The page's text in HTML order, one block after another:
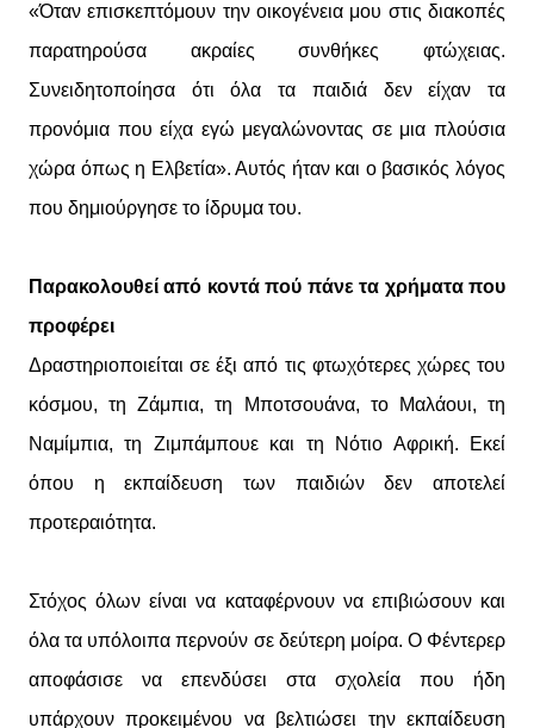
«Όταν επισκεπτόμουν την οικογένεια μου στις διακοπές
παρατηρούσα ακραίες συνθήκες φτώχειας.
Συνειδητοποίησα ότι όλα τα παιδιά δεν είχαν τα
προνόμια που είχα εγώ μεγαλώνοντας σε μια πλούσια
χώρα όπως η Ελβετία». Αυτός ήταν και ο βασικός λόγος
που δημιούργησε το ίδρυμα του.
Παρακολουθεί από κοντά πού πάνε τα χρήματα που
προφέρει
Δραστηριοποιείται σε έξι από τις φτωχότερες χώρες του
κόσμου, τη Ζάμπια, τη Μποτσουάνα, το Μαλάουι, τη
Ναμίμπια, τη Ζιμπάμπουε και τη Νότιο Αφρική. Εκεί
όπου η εκπαίδευση των παιδιών δεν αποτελεί
προτεραιότητα.
Στόχος όλων είναι να καταφέρνουν να επιβιώσουν και
όλα τα υπόλοιπα περνούν σε δεύτερη μοίρα. Ο Φέντερερ
αποφάσισε να επενδύσει στα σχολεία που ήδη
υπάρχουν προκειμένου να βελτιώσει την εκπαίδευση